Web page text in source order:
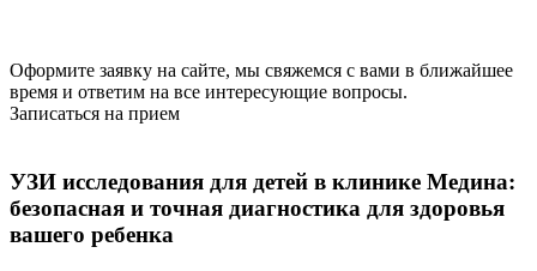
Оформите заявку на сайте, мы свяжемся с вами в ближайшее
время и ответим на все интересующие вопросы.
Записаться на прием
УЗИ исследования для детей в клинике Медина:
безопасная и точная диагностика для здоровья
вашего ребенка